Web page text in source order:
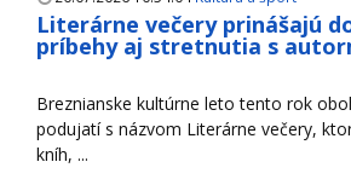
Literárne večery prinášajú
príbehy aj stretnutia s
Breznianske kultúrne leto tento rok
podujatí s názvom Literárne večery,
kníh, ...